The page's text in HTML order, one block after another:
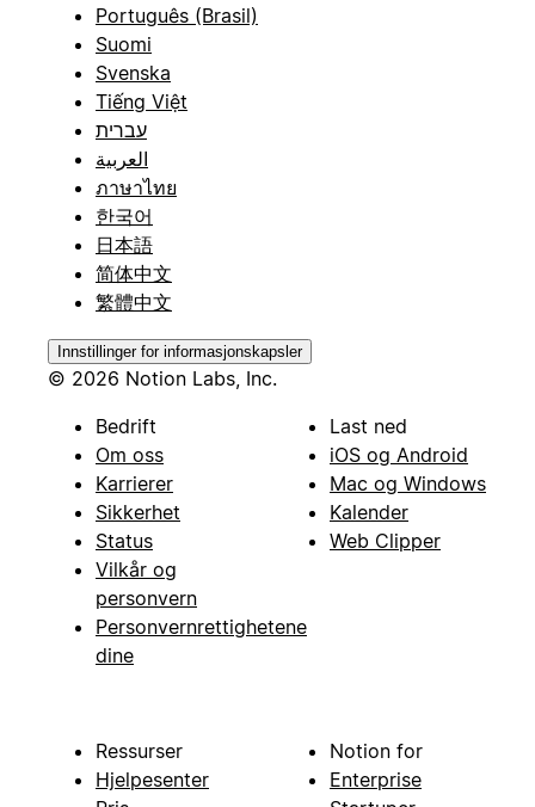
Português (Brasil)
Suomi
Svenska
Tiếng Việt
עברית
العربية
ภาษาไทย
한국어
日本語
简体中文
繁體中文
Innstillinger for informasjonskapsler
© 2026 Notion Labs, Inc.
Bedrift
Om oss
Karrierer
Sikkerhet
Status
Vilkår og
personvern
Personvernrettighetene
dine
Last ned
iOS og Android
Mac og Windows
Kalender
Web Clipper
Ressurser
Hjelpesenter
Notion for
Enterprise